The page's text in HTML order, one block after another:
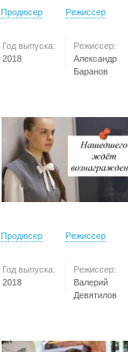
Продюсер Режиссер
Год выпуска:
2018
Режиссер:
Александр
Баранов
Продюсер Режиссер
Год выпуска:
2018
Режиссер:
Валерий
Девятилов